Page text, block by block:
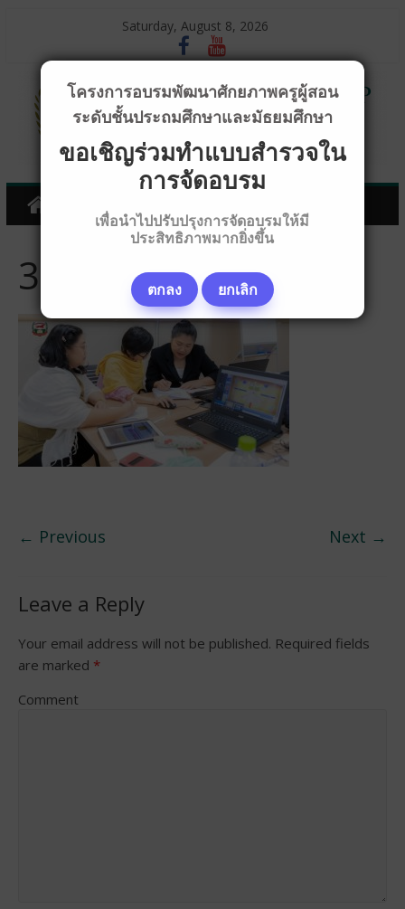
Saturday, August 8, 2026
318A9969_640x360
← Previous Next →
Leave a Reply
Your email address will not be published. Required fields
are marked *
Comment
โครงการอบรมพัฒนาศักยภาพครูผู้สอน
ระดับชั้นประถมศึกษาและมัธยมศึกษา
ขอเชิญร่วมทำแบบสำรวจใน
การจัดอบรม
เพื่อนำไปปรับปรุงการจัดอบรมให้มี
ประสิทธิภาพมากยิ่งขึ้น
ตกลง ยกเลิก